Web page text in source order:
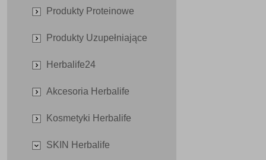
Produkty Proteinowe
Produkty Uzupełniające
Herbalife24
Akcesoria Herbalife
Kosmetyki Herbalife
SKIN Herbalife